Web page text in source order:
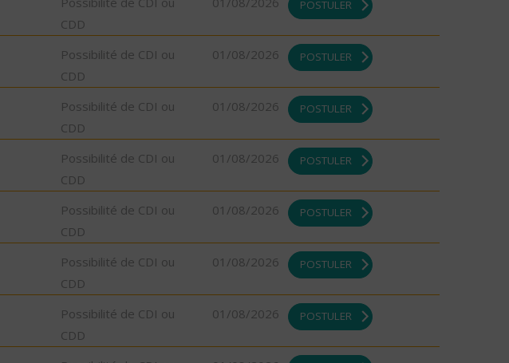
CDD
POSTULER
Possibilité de CDI ou
CDD
01/08/2026 POSTULER
Possibilité de CDI ou
CDD
01/08/2026 POSTULER
Possibilité de CDI ou
CDD
01/08/2026 POSTULER
Possibilité de CDI ou
CDD
01/08/2026 POSTULER
Possibilité de CDI ou
CDD
01/08/2026 POSTULER
Possibilité de CDI ou
CDD
01/08/2026 POSTULER